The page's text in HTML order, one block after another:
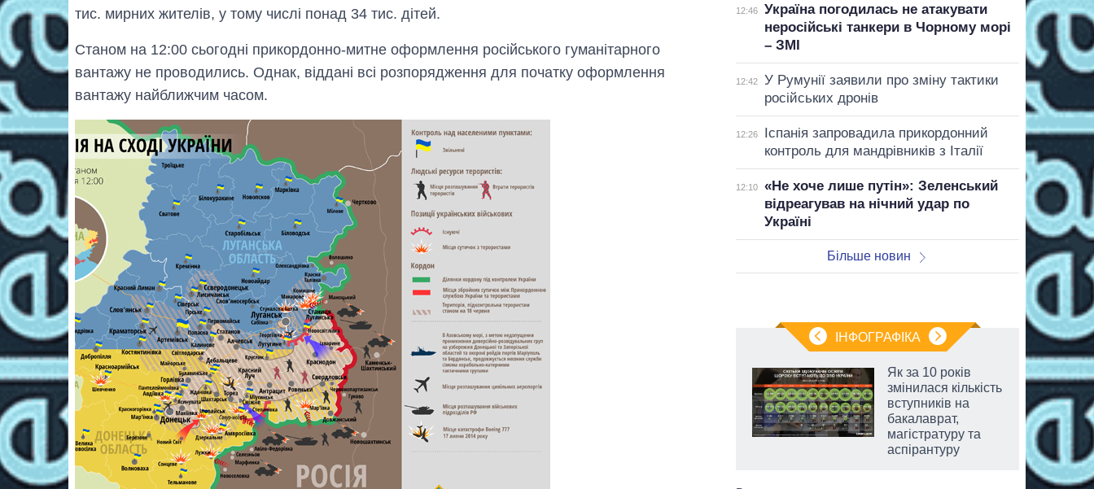
тис. мирних жителів, у тому числі понад 34 тис. дітей.
Станом на 12:00 сьогодні прикордонно-митне оформлення російського гуманітарного
вантажу не проводились. Однак, віддані всі розпорядження для початку оформлення
вантажу найближчим часом.
12:46
Україна погодилась не атакувати
неросійські танкери в Чорному морі
– ЗМІ
12:42
У Румунії заявили про зміну тактики
російських дронів
12:26
Іспанія запровадила прикордонний
контроль для мандрівників з Італії
12:10
«Не хоче лише путін»: Зеленський
відреагував на нічний удар по
Україні
Більше новин
ІНФОГРАФІКА
Як за 10 років
змінилася кількість
вступників на
бакалаврат,
магістратуру та
аспірантуру